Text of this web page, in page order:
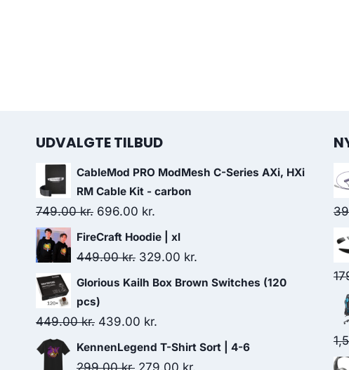
UDVALGTE TILBUD
CableMod PRO ModMesh C-Series AXi, HXi
RM Cable Kit - carbon
749.00kr. Original
price
was:
696.00 kr.
price
is:
FireCraft Hoodie | xl
449.00kr. Original
price
449.00 kr..
329.00 kr.
price
Glorious Kailh Box Brown Switches (120
pcs)
449.00kr. Original
price
was:
439.00 kr.
price
is:
KennenLegend T-Shirt Sort | 4-6
299.00kr. Original
279.00 kr.